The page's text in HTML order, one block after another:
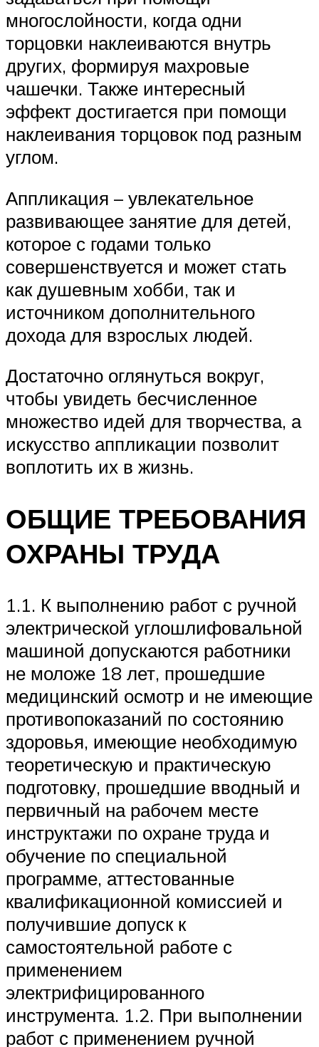
многослойности, когда одни
торцовки наклеиваются внутрь
других, формируя махровые
чашечки. Также интересный
эффект достигается при помощи
наклеивания торцовок под разным
углом.
Аппликация – увлекательное
развивающее занятие для детей,
которое с годами только
совершенствуется и может стать
как душевным хобби, так и
источником дополнительного
дохода для взрослых людей.
Достаточно оглянуться вокруг,
чтобы увидеть бесчисленное
множество идей для творчества, а
искусство аппликации позволит
воплотить их в жизнь.
ОБЩИЕ ТРЕБОВАНИЯ
ОХРАНЫ ТРУДА
1.1. К выполнению работ с ручной
электрической углошлифовальной
машиной допускаются работники
не моложе 18 лет, прошедшие
медицинский осмотр и не имеющие
противопоказаний по состоянию
здоровья, имеющие необходимую
теоретическую и практическую
подготовку, прошедшие вводный и
первичный на рабочем месте
инструктажи по охране труда и
обучение по специальной
программе, аттестованные
квалификационной комиссией и
получившие допуск к
самостоятельной работе с
применением
электрифицированного
инструмента. 1.2. При выполнении
работ с применением ручной